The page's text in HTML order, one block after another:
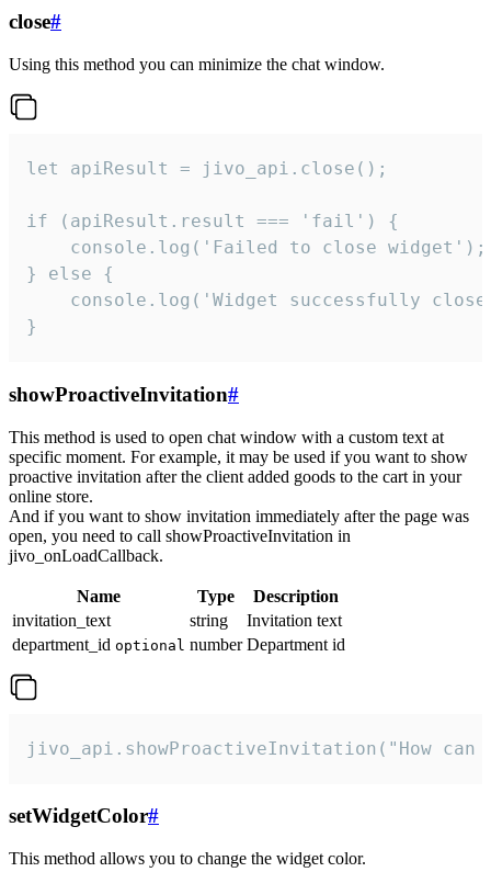
close#
Using this method you can minimize the chat window.
let apiResult = jivo_api.close();
if (apiResult.result === 'fail') {
    console.log('Failed to close widget');
} else {
console.log('Widget successfully
}
showProactiveInvitation#
This method is used to open chat window with a custom text at
specific moment. For example, it may be used if you want to show
proactive invitation after the client added goods to the cart in your
online store.
And if you want to show invitation immediately after the page was
open, you need to call showProactiveInvitation in
jivo_onLoadCallback.
Name Type
Description
invitation_text
string
Invitation text
department_id optional number Department id
jivo_api.showProactiveInvitation("How
setWidgetColor#
This method allows you to change the widget color.